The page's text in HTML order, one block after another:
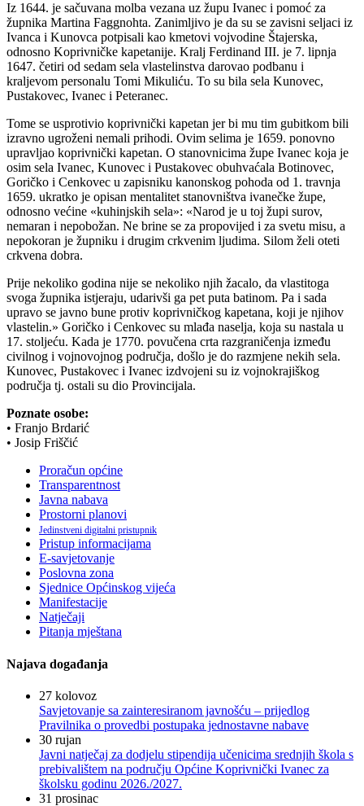
Iz 1644. je sačuvana molba vezana uz župu Ivanec i pomoć za
župnika Martina Faggnohta. Zanimljivo je da su se zavisni seljaci iz
Ivanca i Kunovca potpisali kao kmetovi vojvodine Štajerska,
odnosno Koprivničke kapetanije. Kralj Ferdinand III. je 7. lipnja
1647. četiri od sedam sela vlastelinstva darovao podbanu i
kraljevom personalu Tomi Mikuliću. To su bila sela Kunovec,
Pustakovec, Ivanec i Peteranec.
Tome se usprotivio koprivnički kapetan jer bi mu tim gubitkom bili
izravno ugroženi nemali prihodi. Ovim selima je 1659. ponovno
upravljao koprivnički kapetan. O stanovnicima župe Ivanec koja je
osim sela Ivanec, Kunovec i Pustakovec obuhvaćala Botinovec,
Goričko i Cenkovec u zapisniku kanonskog pohoda od 1. travnja
1659. ukratko je opisan mentalitet stanovništva ivanečke župe,
odnosno većine «kuhinjskih sela»: «Narod je u toj župi surov,
nemaran i nepobožan. Ne brine se za propovijed i za svetu misu, a
nepokoran je župniku i drugim crkvenim ljudima. Silom želi oteti
crkvena dobra.
Prije nekoliko godina nije se nekoliko njih žacalo, da vlastitoga
svoga župnika istjeraju, udarivši ga pet puta batinom. Pa i sada
upravo se javno bune protiv koprivničkog kapetana, koji je njihov
vlastelin.» Goričko i Cenkovec su mlađa naselja, koja su nastala u
17. stoljeću. Kada je 1770. povučena crta razgraničenja između
civilnog i vojnovojnog područja, došlo je do razmjene nekih sela.
Kunovec, Pustakovec i Ivanec izdvojeni su iz vojnokrajiškog
područja tj. ostali su dio Provincijala.
Poznate osobe:
• Franjo Brdarić
• Josip Friščić
Proračun općine
Transparentnost
Javna nabava
Prostorni planovi
Jedinstveni digitalni pristupnik
Pristup informacijama
E-savjetovanje
Poslovna zona
Sjednice Općinskog vijeća
Manifestacije
Natječaji
Pitanja mještana
Najava događanja
27 kolovoz
Savjetovanje sa zainteresiranom javnošću – prijedlog
Pravilnika o provedbi postupaka jednostavne nabave
30 rujan
Javni natječaj za dodjelu stipendija učenicima srednjih škola s
prebivalištem na području Općine Koprivnički Ivanec za
školsku godinu 2026./2027.
31 prosinac